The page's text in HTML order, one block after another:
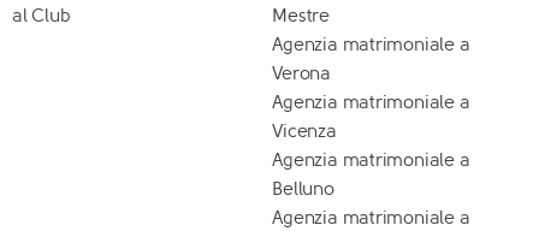
al Club
Mestre
Agenzia matrimoniale a
Verona
Agenzia matrimoniale a
Vicenza
Agenzia matrimoniale a
Belluno
Agenzia matrimoniale a